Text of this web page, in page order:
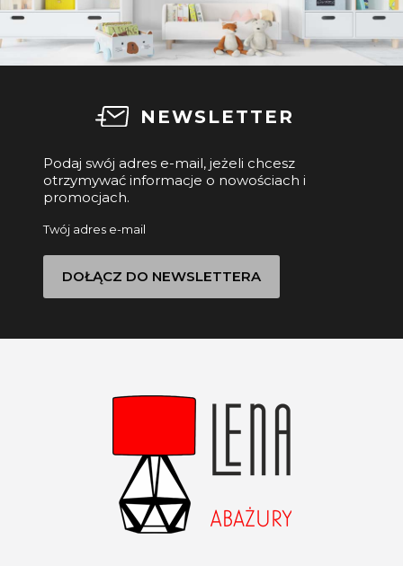
NEWSLETTER
Podaj swój adres e-mail, jeżeli chcesz
otrzymywać informacje o nowościach i
promocjach.
Twój adres e-mail
DOŁĄCZ DO NEWSLETTERA